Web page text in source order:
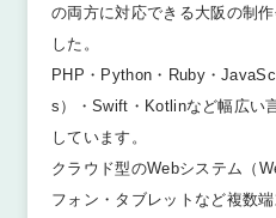
の両方に対応できる大阪の制
した。
PHP・Python・Ruby・
s）・Swift・Kotlinなど幅広い
しています。
クラウド型のWebシステム（
フォン・タブレットなど複数